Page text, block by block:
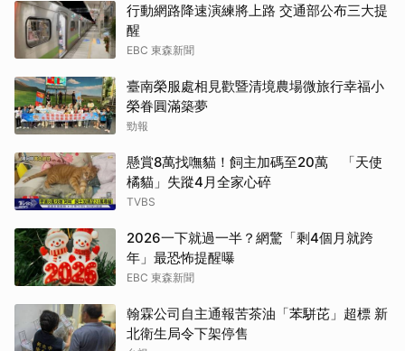
行動網路降速演練將上路 交通部公布三大提
醒
EBC 東森新聞
臺南榮服處相見歡暨清境農場微旅行幸福小
榮眷圓滿築夢
勁報
懸賞8萬找嘸貓！飼主加碼至20萬 「天使
橘貓」失蹤4月全家心碎
TVBS
2026一下就過一半？網驚「剩4個月就跨
年」最恐怖提醒曝
EBC 東森新聞
翰霖公司自主通報苦茶油「苯駢芘」超標 新
北衛生局令下架停售